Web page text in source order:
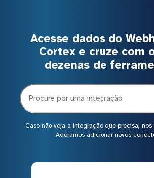
Acesse dados do
Cortex e cruze com
dezenas de
Caso não veja a integração que precisa, nos
Adoramos adicionar novos